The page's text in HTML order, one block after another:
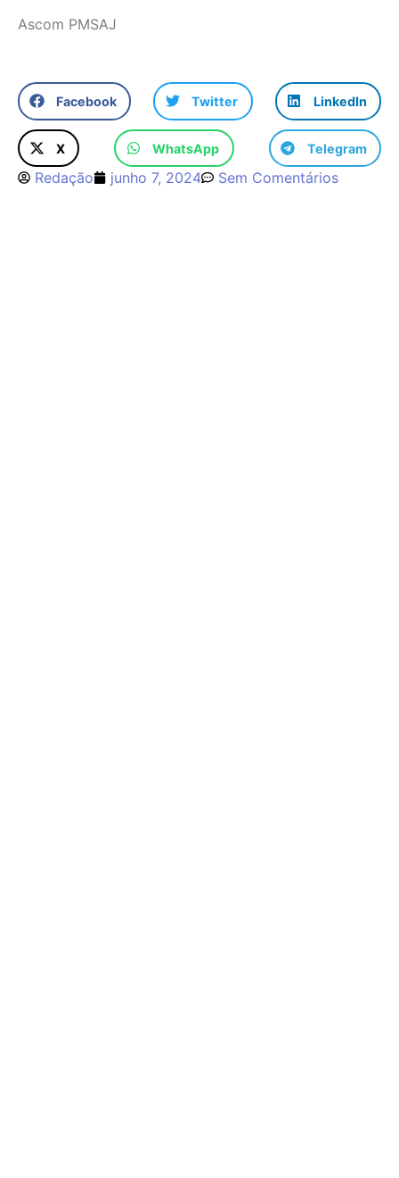
Ascom PMSAJ
Facebook Twitter LinkedIn
X WhatsApp Telegram
Redação junho 7, 2024 Sem Comentários